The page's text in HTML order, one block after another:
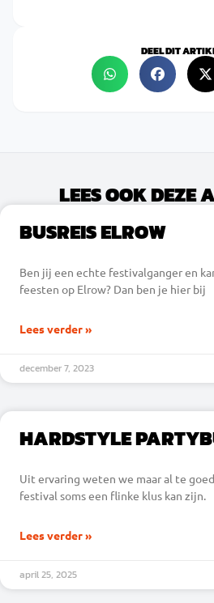
DEEL DIT
LEES OOK DEZE
BUSREIS ELROW
Ben jij een echte festivalganger en
feesten op Elrow? Dan ben je hier bij
Lees verder »
december 7, 2023
HARDSTYLE
Uit ervaring weten we maar al te
festival soms een flinke klus kan zijn.
Lees verder »
april 25, 2025